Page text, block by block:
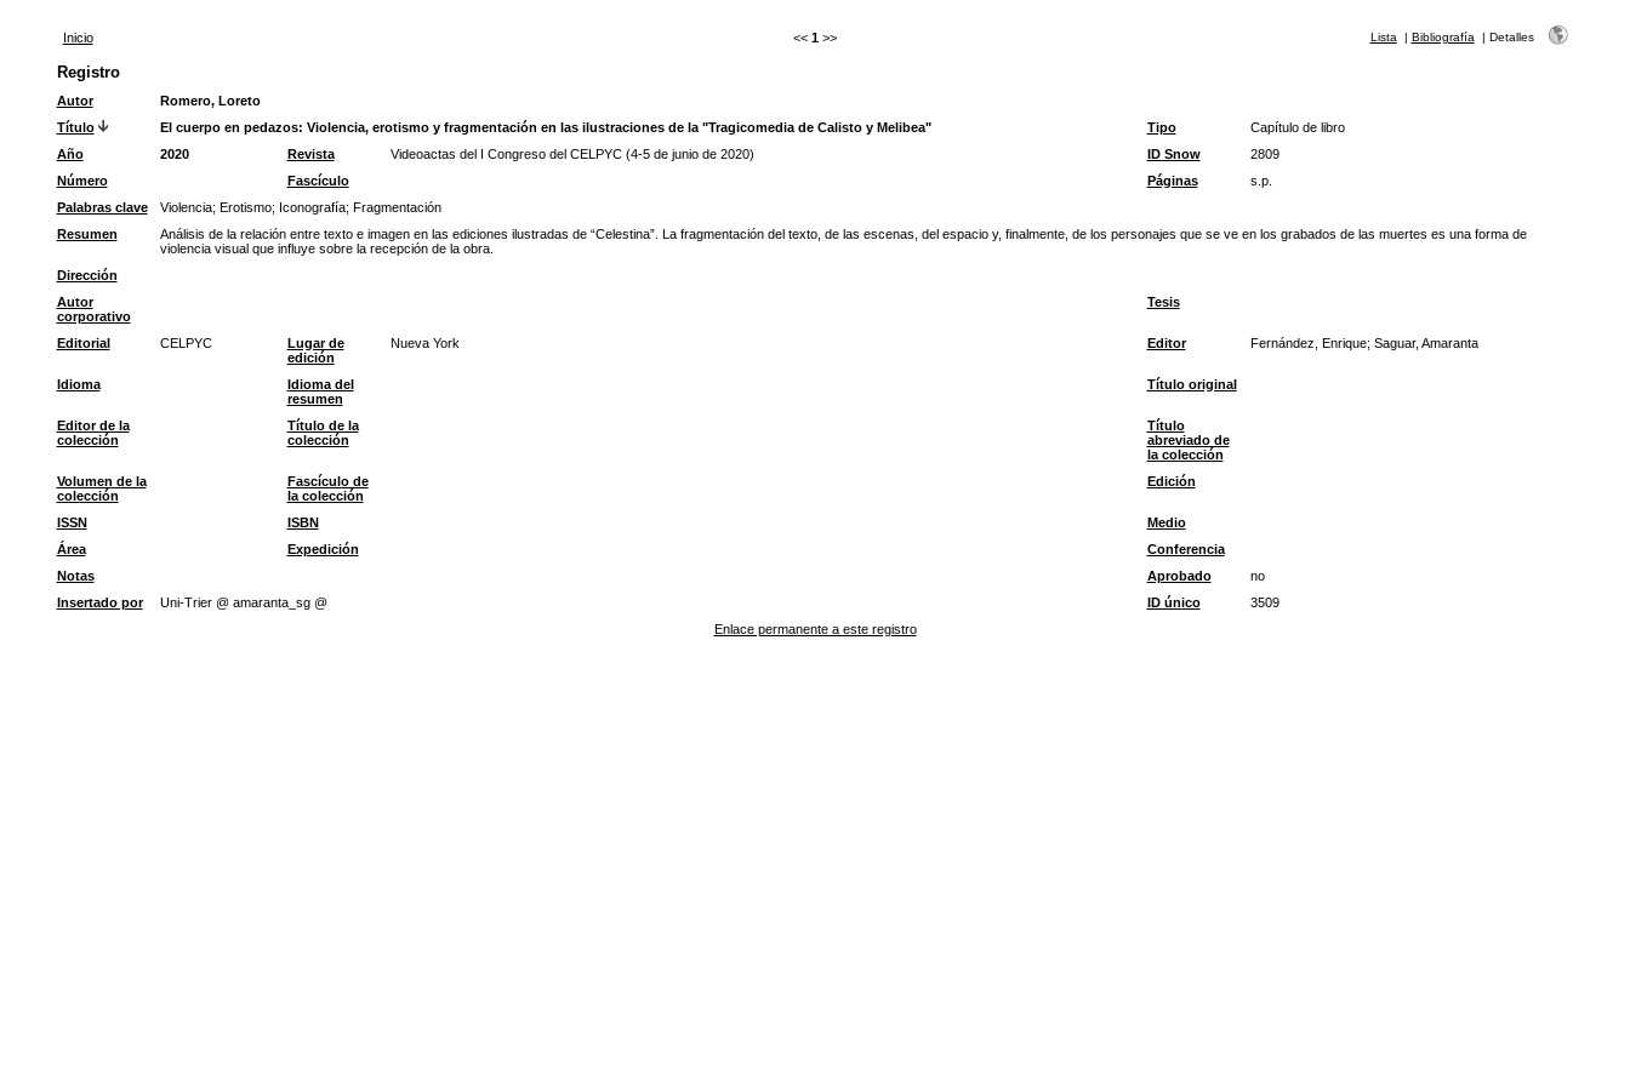
Inicio << 1 >> Lista | Bibliografía | Detalles
Registro
Autor
Romero, Loreto
Título
El cuerpo en pedazos: Violencia, erotismo y fragmentación en las ilustraciones de la "Tragicomedia de Calisto y Melibea" Tipo
Capítulo de libro
Año
2020 Revista Videoactas del I Congreso del CELPYC (4-5 de junio de 2020) ID Snow
2809
Número
Fascículo Páginas
s.p.
Palabras clave
Violencia; Erotismo; Iconografía; Fragmentación
Resumen
Análisis de la relación entre texto e imagen en las ediciones ilustradas de “Celestina”. La fragmentación del texto, de las escenas, del espacio y, finalmente, de los personajes que se ve en los grabados de las muertes es una forma de
violencia visual que influye sobre la recepción de la obra.
Dirección
Autor
corporativo
Tesis
Editorial CELPYC
Lugar de
edición
Nueva York Editor Fernández, Enrique; Saguar, Amaranta
Idioma
Idioma del
resumen
Título original
Editor de la
colección
Título de la
colección
Título
abreviado de
la colección
Volumen de la
colección
Fascículo de
la colección
Edición
ISSN ISBN
Medio
Área
Expedición
Conferencia
Notas
Aprobado
no
Insertado por
Uni-Trier @ amaranta_sg @ ID único
3509
Enlace permanente a este registro